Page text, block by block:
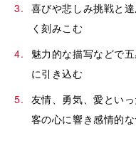
喜びや悲しみ挑戦と
く刻みこむ
魅力的な描写などで
に引き込む
友情、勇気、愛とい
客の心に響き感情的